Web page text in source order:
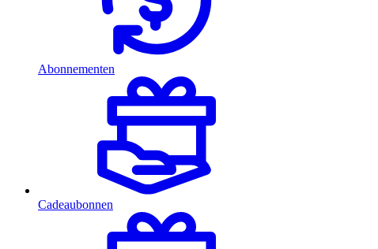
Abonnementen
Cadeaubonnen